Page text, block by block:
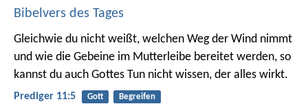
Bibelvers des Tages
Gleichwie du nicht weißt, welchen Weg der Wind nimmt
und wie die Gebeine im Mutterleibe bereitet werden, so
kannst du auch Gottes Tun nicht wissen, der alles wirkt.
Prediger 11:5 Gott Begreifen